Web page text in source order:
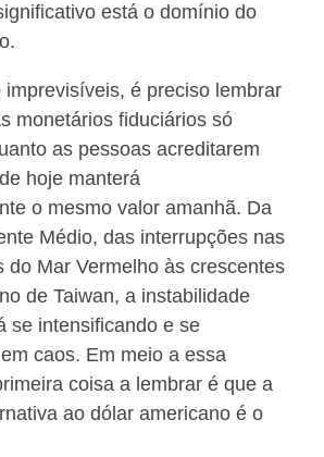
está o domínio do
imprevisíveis, é preciso lembrar
monetários fiduciários só
as pessoas acreditarem
hoje manterá
o mesmo valor amanhã. Da
Médio, das interrupções nas
do Mar Vermelho às crescentes
de Taiwan, a instabilidade
se intensificando e se
caos. Em meio a essa
coisa a lembrar é que a
ao dólar americano é o